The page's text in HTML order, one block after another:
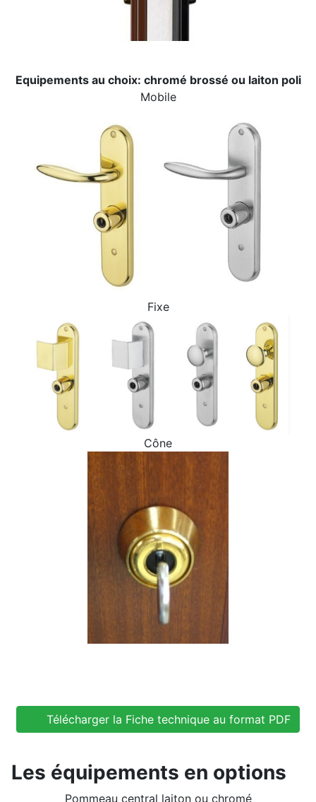
Equipements au choix: chromé brossé ou laiton poli
Mobile
Fixe
Cône
Télécharger la Fiche technique au format PDF
Les équipements en options
Pommeau central laiton ou chromé